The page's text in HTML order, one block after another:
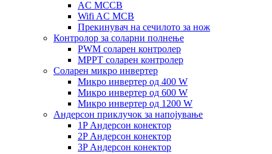
AC MCCB
Wifi AC MCB
Прекинувач на сечилото за нож
Контролор за соларни полнење
PWM соларен контролер
MPPT соларен контролер
Соларен микро инвертер
Микро инвертер од 400 W
Микро инвертер од 600 W
Микро инвертер од 1200 W
Андерсон приклучок за напојување
1P Андерсон конектор
2P Андерсон конектор
3P Андерсон конектор